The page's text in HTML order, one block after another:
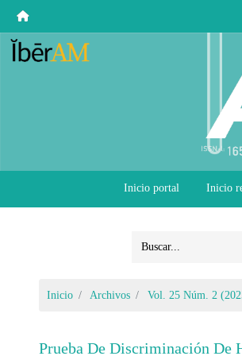
Inicio portal Inicio
Inicio Archivos Vol. 25 Núm. 2
Prueba De Discriminación De